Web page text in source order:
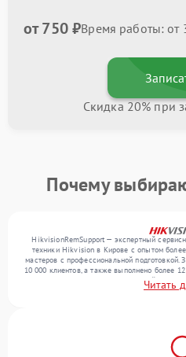
от 750 ₽Время работы: от
Скидка 20% при
Почему
HikvisionRemSupport — экспертный
техники Hikvision в Кирове с опытом
мастеров с профессиональной
10 000 клиентов, а также выполнено более
центр поступает более 300 устройств,
сложности и предлагаем стабильный
Читать